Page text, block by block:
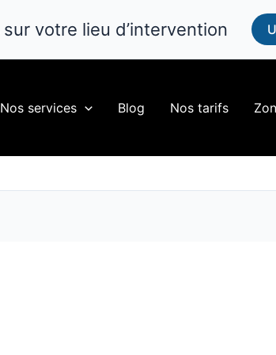
sur votre lieu d’intervention
Nos services Blog Nos tarifs